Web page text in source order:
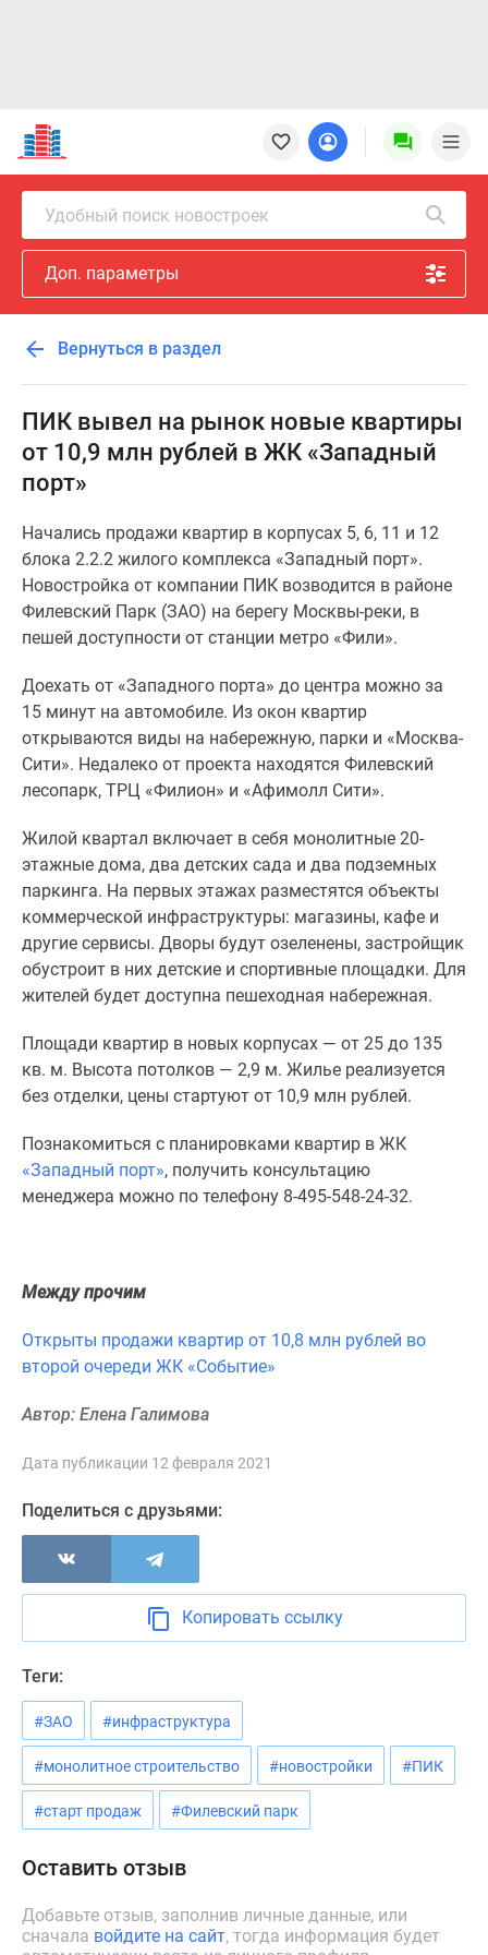
Новостройки
Квартиры
Ипотека
Новостройки
Москвы
Новостройки
Подмосковья
Новостройки
Москвы
Готовые
новостройки
Новостройки
карте
предложения
Коммерческие
помещения
Продавцы
Панорамы
новостроек
Видеообзор
новостроек
Экспертиза
новостроек
Подмосковья
Студии
комнатные
Квартиры
карте
ипотека
ипотека
Банки
программы
Медиа
недвижимости
Мнение
эксперта
Аналитика
Покупателю
Экспертиза
Эксперты
авторы
проекте
Реклама
сайте
Удобный поиск новостроек
Доп. параметры
Вернуться в раздел
ПИК вывел на рынок новые квартиры
от 10,9 млн рублей в ЖК «Западный
порт»
Начались продажи квартир в корпусах 5, 6, 11 и 12
блока 2.2.2 жилого комплекса «Западный порт».
Новостройка от компании ПИК возводится в районе
Филевский Парк (ЗАО) на берегу Москвы-реки, в
пешей доступности от станции метро «Фили».
Доехать от «Западного порта» до центра можно за
15 минут на автомобиле. Из окон квартир
открываются виды на набережную, парки и «Москва-
Сити». Недалеко от проекта находятся Филевский
лесопарк, ТРЦ «Филион» и «Афимолл Сити».
Жилой квартал включает в себя монолитные 20-
этажные дома, два детских сада и два подземных
паркинга. На первых этажах разместятся объекты
коммерческой инфраструктуры: магазины, кафе и
другие сервисы. Дворы будут озеленены, застройщик
обустроит в них детские и спортивные площадки. Для
жителей будет доступна пешеходная набережная.
Площади квартир в новых корпусах — от 25 до 135
кв. м. Высота потолков — 2,9 м. Жилье реализуется
без отделки, цены стартуют от 10,9 млн рублей.
Познакомиться с планировками квартир в ЖК
«Западный порт», получить консультацию
менеджера можно по телефону 8-495-548-24-32.
Между прочим
Открыты продажи квартир от 10,8 млн рублей во
второй очереди ЖК «Событие»
Автор: Елена Галимова
Дата публикации 12 февраля 2021
Поделиться с друзьями:
Копировать ссылку
Теги:
#ЗАО #инфраструктура
#монолитное строительство #новостройки #ПИК
#старт продаж #Филевский парк
Оставить отзыв
Добавьте отзыв, заполнив личные данные, или
сначала войдите на сайт, тогда информация будет